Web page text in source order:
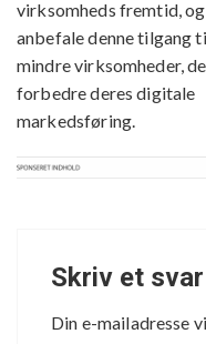
virksomheds fremtid,
anbefale denne tilgang
mindre virksomheder,
forbedre deres digitale
markedsføring.
Skriv et svar
Din e-mailadresse